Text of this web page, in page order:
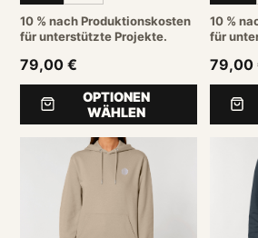
10 % nach Produktionskosten
für unterstützte Projekte.
79,00 €
OPTIONEN
WÄHLEN
10 %
für
79,00